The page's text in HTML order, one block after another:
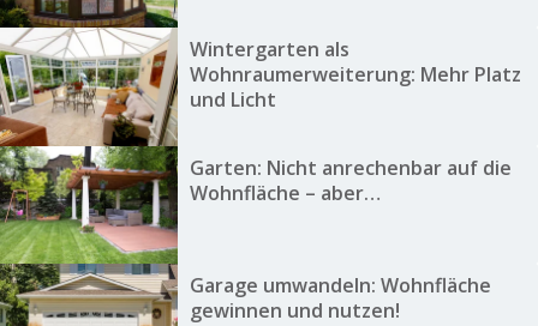
Wintergarten als
Wohnraumerweiterung: Mehr Platz
und Licht
Garten: Nicht anrechenbar auf die
Wohnfläche – aber…
Garage umwandeln: Wohnfläche
gewinnen und nutzen!